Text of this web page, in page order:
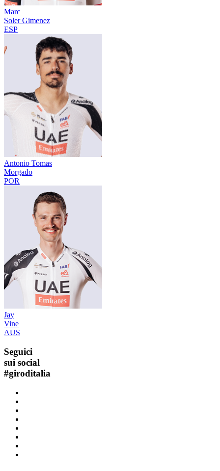
Marc
Soler Gimenez
ESP
Antonio Tomas
Morgado
POR
Jay
Vine
AUS
Seguici
sui social
#giroditalia